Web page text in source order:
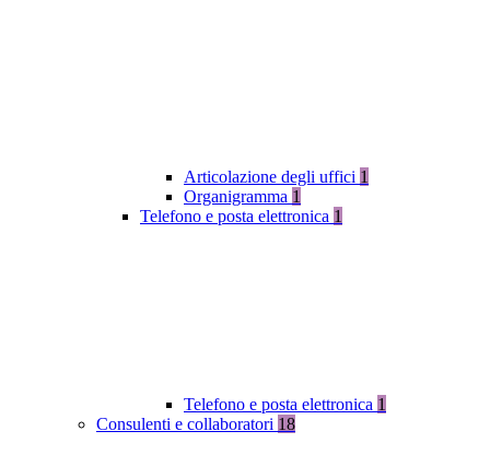
Articolazione degli uffici 1
Organigramma 1
Telefono e posta elettronica 1
Telefono e posta elettronica 1
Consulenti e collaboratori 18